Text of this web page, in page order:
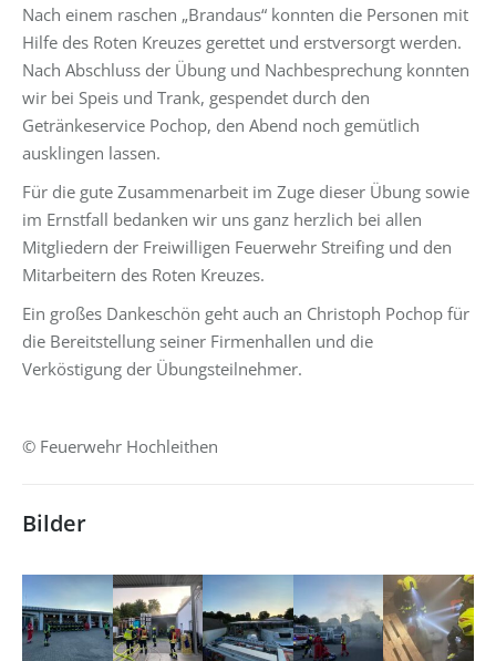
Nach einem raschen „Brandaus“ konnten die Personen mit
Hilfe des Roten Kreuzes gerettet und erstversorgt werden.
Nach Abschluss der Übung und Nachbesprechung konnten
wir bei Speis und Trank, gespendet durch den
Getränkeservice Pochop, den Abend noch gemütlich
ausklingen lassen.
Für die gute Zusammenarbeit im Zuge dieser Übung sowie
im Ernstfall bedanken wir uns ganz herzlich bei allen
Mitgliedern der Freiwilligen Feuerwehr Streifing und den
Mitarbeitern des Roten Kreuzes.
Ein großes Dankeschön geht auch an Christoph Pochop für
die Bereitstellung seiner Firmenhallen und die
Verköstigung der Übungsteilnehmer.
© Feuerwehr Hochleithen
Bilder